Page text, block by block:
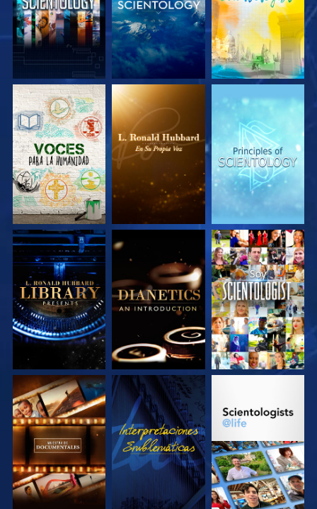
EXPLORA LAS
SERIES
EXPLORA LAS
SERIES
EXPLORA LAS
SERIES
EXPLORA LAS
SERIES
EXPLORA LAS
SERIES
VE
EXPLORA LAS
SERIES
VE
EXPLORA LAS